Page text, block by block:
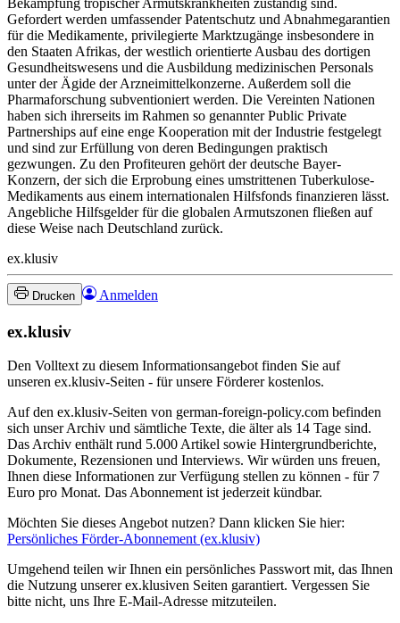
Gefordert werden umfassender Patentschutz und Abnahmegarantien
für die Medikamente, privilegierte Marktzugänge insbesondere in
den Staaten Afrikas, der westlich orientierte Ausbau des dortigen
Gesundheitswesens und die Ausbildung medizinischen Personals
unter der Ägide der Arzneimittelkonzerne. Außerdem soll die
Pharmaforschung subventioniert werden. Die Vereinten Nationen
haben sich ihrerseits im Rahmen so genannter Public Private
Partnerships auf eine enge Kooperation mit der Industrie festgelegt
und sind zur Erfüllung von deren Bedingungen praktisch
gezwungen. Zu den Profiteuren gehört der deutsche Bayer-
Konzern, der sich die Erprobung eines umstrittenen Tuberkulose-
Medikaments aus einem internationalen Hilfsfonds finanzieren lässt.
Angebliche Hilfsgelder für die globalen Armutszonen fließen auf
diese Weise nach Deutschland zurück.
ex.klusiv
Drucken Anmelden
ex.klusiv
Den Volltext zu diesem Informationsangebot finden Sie auf
unseren ex.klusiv-Seiten - für unsere Förderer kostenlos.
Auf den ex.klusiv-Seiten von german-foreign-policy.com befinden
sich unser Archiv und sämtliche Texte, die älter als 14 Tage sind.
Das Archiv enthält rund 5.000 Artikel sowie Hintergrundberichte,
Dokumente, Rezensionen und Interviews. Wir würden uns freuen,
Ihnen diese Informationen zur Verfügung stellen zu können - für 7
Euro pro Monat. Das Abonnement ist jederzeit kündbar.
Möchten Sie dieses Angebot nutzen? Dann klicken Sie hier:
Persönliches Förder-Abonnement (ex.klusiv)
Umgehend teilen wir Ihnen ein persönliches Passwort mit, das Ihnen
die Nutzung unserer ex.klusiven Seiten garantiert. Vergessen Sie
bitte nicht, uns Ihre E-Mail-Adresse mitzuteilen.